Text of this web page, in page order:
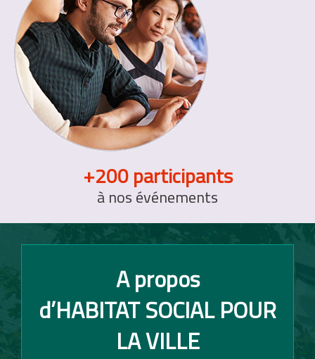
+200 participants
à nos événements
A propos
d’HABITAT SOCIAL POUR
LA VILLE